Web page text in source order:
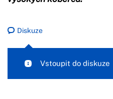
Diskuze
Vstoupit do diskuze